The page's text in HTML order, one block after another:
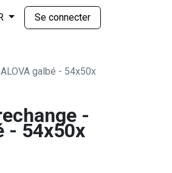
Se connecter
galbé - 54x50x
-
- 54x50x